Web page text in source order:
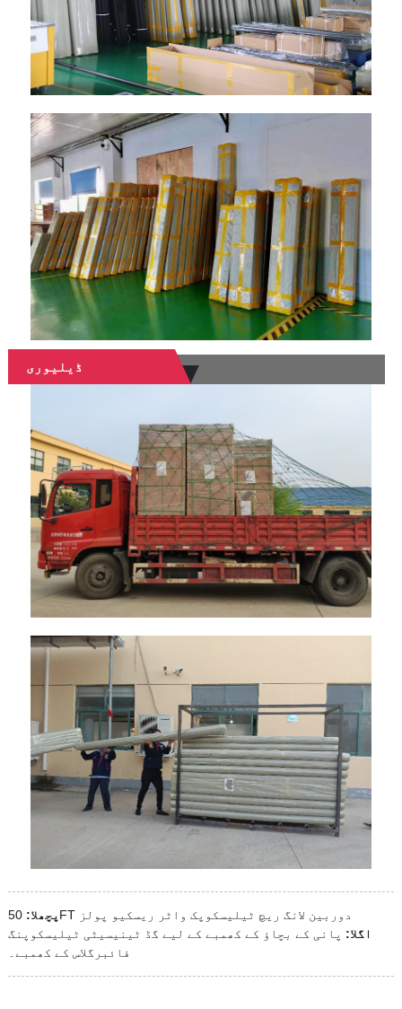
ڈیلیوری
پچھلا:
50FT دوربین لانگ ریچ ٹیلیسکوپک واٹر ریسکیو پولز
اگلا: پانی کے بچاؤ کے کھمبے کے لیے گڈ ٹینیسیٹی ٹیلیسکوپنگ
فائبرگلاس کے کھمبے۔